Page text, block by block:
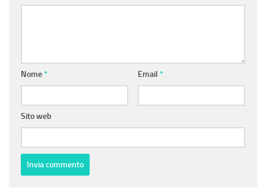
Nome* Email *
Sito web